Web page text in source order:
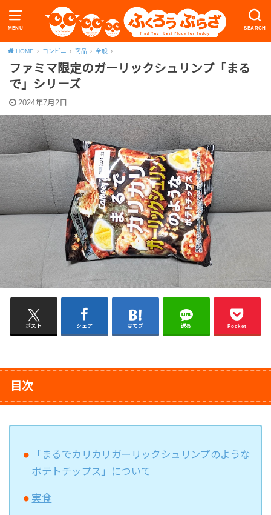
MENU SEARCH
HOME コンビニ 商品 全般
ファミマ限定のガーリックシュリンプ「まる
で」シリーズ
2024年7月2日
ポスト シェア はてブ 送る Pocket
目次
「まるでカリカリガーリックシュリンプのような
ポテトチップス」について
実食